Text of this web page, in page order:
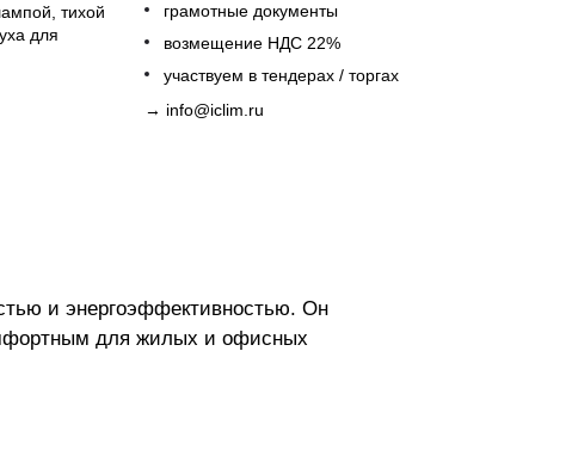
тихой
для
грамотные документы
возмещение НДС 22%
участвуем в тендерах / торгах
→ info@iclim.ru
и энергоэффективностью. Он
для жилых и офисных